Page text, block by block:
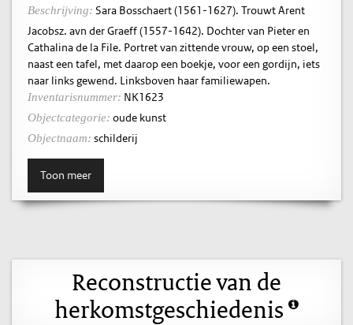
Beschrijving: Sara Bosschaert (1561-1627). Trouwt Arent
Jacobsz. avn der Graeff (1557-1642). Dochter van Pieter en
Cathalina de la File. Portret van zittende vrouw, op een stoel,
naast een tafel, met daarop een boekje, voor een gordijn, iets
naar links gewend. Linksboven haar familiewapen.
Inventarisnummer: NK1623
Objectcategorie: oude kunst
Objectnaam: schilderij
Toon meer
Reconstructie van de
herkomstgeschiedenis